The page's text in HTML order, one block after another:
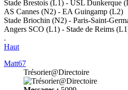
Stade Brestois (L1) - USL Dunkerque
AS Cannes (N2) - EA Guingamp (L2)
Stade Briochin (N2) - Paris-Saint-
Angers SCO (L1) - Stade de Reims
.
Haut
Matt67
Trésorier@Directoire